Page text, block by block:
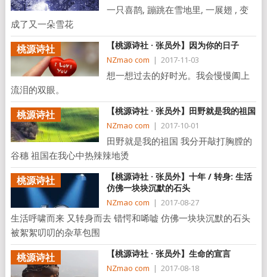
一只喜鹊, 蹦跳在雪地里, 一展翅 , 变
成了又一朵雪花
桃源诗社 【桃源诗社 · 张员外】因为你的日子
NZmao com | 2017-11-03
想一想过去的好时光。我会慢慢阖上
流泪的双眼。
桃源诗社 【桃源诗社 · 张员外】田野就是我的祖国
NZmao com | 2017-10-01
田野就是我的祖国 我分开敲打胸膛的
谷穗 祖国在我心中热辣辣地烫
桃源诗社
【桃源诗社 · 张员外】十年 / 转身: 生活
仿佛一块块沉默的石头
NZmao com | 2017-08-27
生活呼啸而来 又转身而去 错愕和唏嘘 仿佛一块块沉默的石头
被絮絮叨叨的杂草包围
桃源诗社 【桃源诗社 · 张员外】生命的宣言
NZmao com | 2017-08-18